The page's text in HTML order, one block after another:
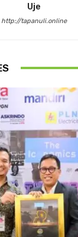
Uje
http://tapanuli.online